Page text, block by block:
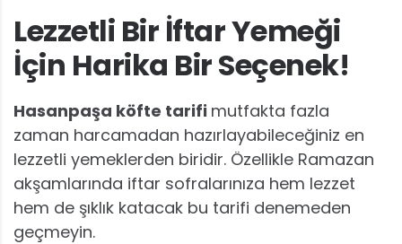
Lezzetli Bir İftar Yemeği
İçin Harika Bir Seçenek!
Hasanpaşa köfte tarifi mutfakta fazla
zaman harcamadan hazırlayabileceğiniz en
lezzetli yemeklerden biridir. Özellikle Ramazan
akşamlarında iftar sofralarınıza hem lezzet
hem de şıklık katacak bu tarifi denemeden
geçmeyin.